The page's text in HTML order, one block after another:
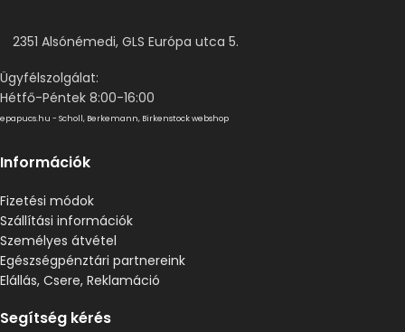
2351 Alsónémedi, GLS Európa utca 5.
Ügyfélszolgálat:
Hétfő-Péntek 8:00-16:00
epapucs.hu - Scholl, Berkemann, Birkenstock webshop
Információk
Fizetési módok
Szállítási információk
Személyes átvétel
Egészségpénztári partnereink
Elállás, Csere, Reklamáció
Segítség kérés